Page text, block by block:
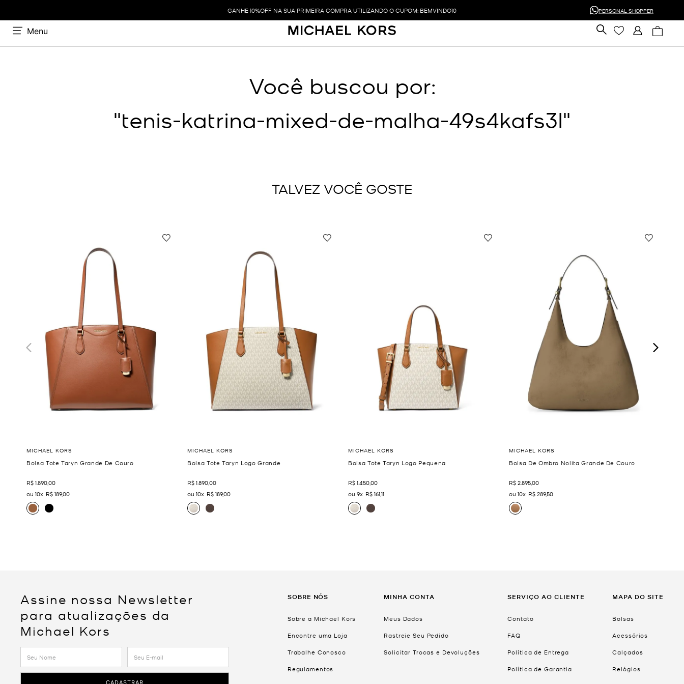
GANHE 10%OFF NA SUA PRIMEIRA COMPRA UTILIZANDO O CUPOM: BEMVINDO10 PERSONAL SHOPPER
Menu
Você buscou por:
tenis-katrina-mixed-de-malha-49s4kafs3l
TALVEZ VOCÊ GOSTE
Bolsa Tote Taryn Grande De Couro
R$189000
10
R$189,00
Bolsa Tote Taryn Logo Grande
R$189000
10
R$189,00
Bolsa Tote Taryn Logo Pequena
R$145000
9
R$16111
Bolsa De Ombro Nolita Grande De Couro
R$289500
10
R$289,50
Assine nossa Newsletter
para atualizações da
Michael Kors
CADASTRAR
SOBRE NÓS
Sobre a Michael Kors
Encontre uma Loja
Trabalhe Conosco
Regulamentos
MINHA CONTA
Meus Dados
Rastreie Seu Pedido
Solicitar Trocas e Devoluções
SERVIÇO AO CLIENTE
Contato
FAQ
Política de Entrega
Política de Garantia
MAPA DO SITE
Bolsas
Acessórios
Calçados
Relógios